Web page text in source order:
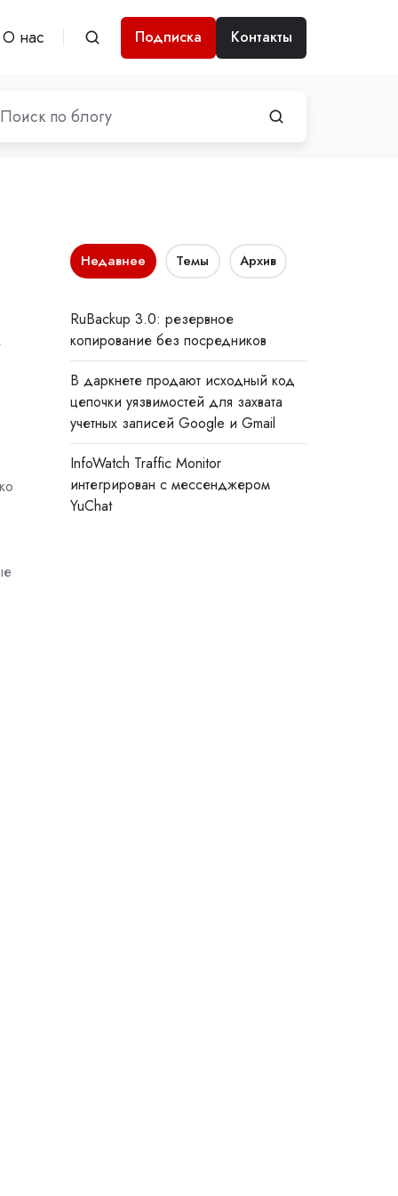
О нас Подписка Контакты
Недавнее Темы Архив
RuBackup 3.0: резервное
копирование без посредников
В даркнете продают исходный код
цепочки уязвимостей для захвата
учетных записей Google и Gmail
InfoWatch Traffic Monitor
интегрирован с мессенджером
YuChat